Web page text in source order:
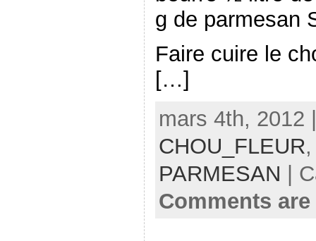
g de parmesan
Faire cuire le
[…]
mars 4th, 2012
CHOU_FLEUR
PARMESAN |
Comments